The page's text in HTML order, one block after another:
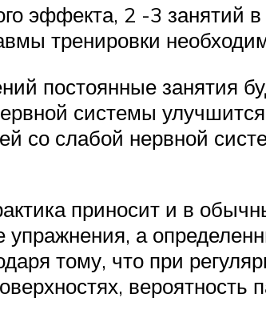
эффекта, 2 -3 занятий
тренировки
постоянные занятия
системы
со слабой нервной
приносит и в
упражнения, а
тому, что при
вероятность